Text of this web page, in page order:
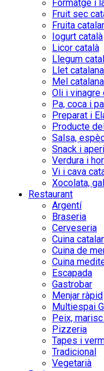
Formatge i
Fruit sec
Fruita
Iogurt català
Licor català
Llegum
Llet catalana
Mel catalana
Oli i vinagre
Pa, coca i
Preparat i
Producte
Salsa,
Snack i
Verdura i
Vi i cava
Xocolata,
Restaurant
Argentí
Braseria
Cerveseria
Cuina
Cuina de
Cuina
Escapada
Gastrobar
Menjar ràpid
Multiespai
Peix,
Pizzeria
Tapes i
Tradicional
Vegetarià